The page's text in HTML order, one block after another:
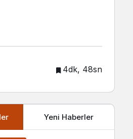
4dk, 48sn
Yeni Haberler